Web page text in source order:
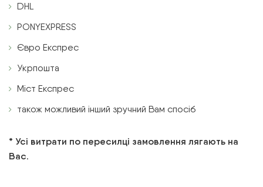
DHL
PONYEXPRESS
Євро Експрес
Укрпошта
Міст Експрес
також можливий інший зручний Вам спосіб
* Усі витрати по пересилці замовлення лягають на
Вас.